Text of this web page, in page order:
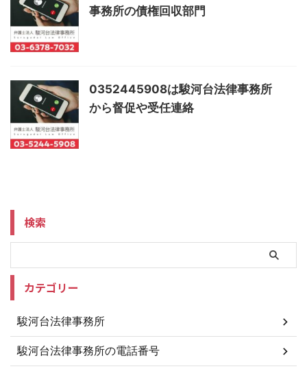
事務所の債権回収部門
0352445908は駿河台法律事務所
から督促や受任連絡
検索
カテゴリー
駿河台法律事務所
駿河台法律事務所の電話番号